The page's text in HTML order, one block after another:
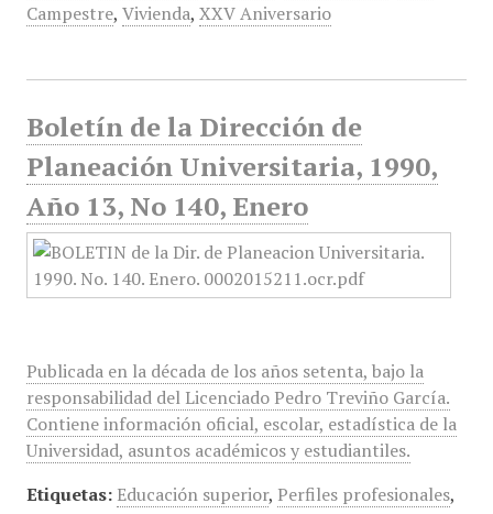
Campestre, Vivienda, XXV Aniversario
Boletín de la Dirección de
Planeación Universitaria, 1990,
Año 13, No 140, Enero
Publicada en la década de los años setenta, bajo la
responsabilidad del Licenciado Pedro Treviño García.
Contiene información oficial, escolar, estadística de la
Universidad, asuntos académicos y estudiantiles.
Etiquetas: Educación superior, Perfiles profesionales,